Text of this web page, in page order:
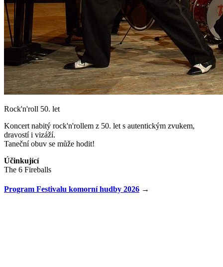
Rock'n'roll 50. let
Koncert nabitý rock'n'rollem z 50. let s autentickým zvukem,
dravostí i vizáží.
Taneční obuv se může hodit!
Účinkující
The 6 Fireballs
Program Festivalu komorní hudby 2026 →